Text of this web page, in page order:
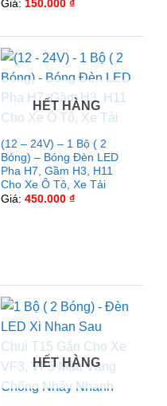
Giá: 150.000 ₫
HẾT HÀNG
(12 – 24V) – 1 Bộ ( 2
Bóng) – Bóng Đèn LED
Pha H7, Gầm H3, H11
Cho Xe Ô Tô, Xe Tải
Giá: 450.000 ₫
HẾT HÀNG